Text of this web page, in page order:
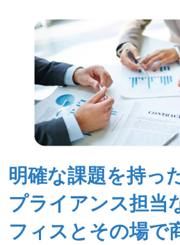
明確な課題を持っ
プライアンス担当
フィスとその場で